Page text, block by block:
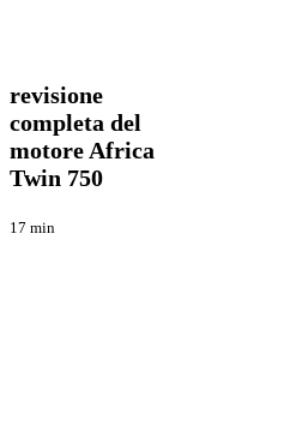
del
motore
Africa
Twin
750
revisione
completa del
motore Africa
Twin 750
17 min